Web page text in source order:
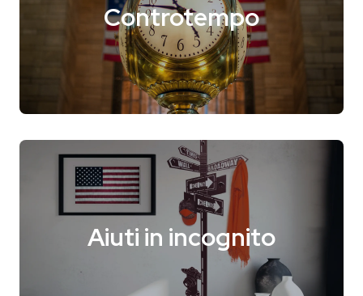
Controtempo
Aiuti in incognito